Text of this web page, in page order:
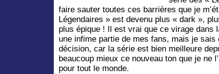
faire sauter toutes ces barrières que je
Légendaires » est devenu plus « dark »,
plus épique ! Il est vrai que ce virage dans
une infime partie de mes fans, mais je sais
décision, car la série est bien meilleure
beaucoup mieux ce nouveau ton que je ne
pour tout le monde.